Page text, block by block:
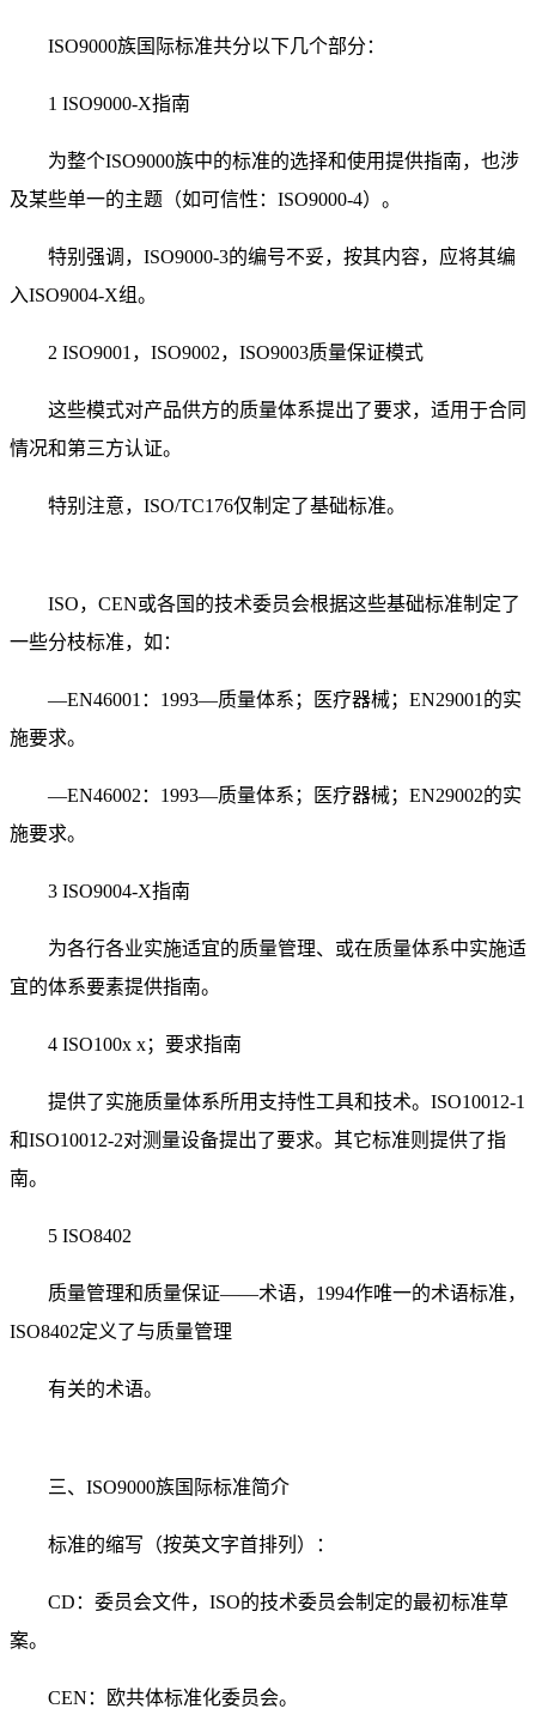
ISO9000族国际标准共分以下几个部分：
1 ISO9000-X指南
为整个ISO9000族中的标准的选择和使用提供指南，也涉
及某些单一的主题（如可信性：ISO9000-4）。
特别强调，ISO9000-3的编号不妥，按其内容，应将其编
入ISO9004-X组。
2 ISO9001，ISO9002，ISO9003质量保证模式
这些模式对产品供方的质量体系提出了要求，适用于合同
情况和第三方认证。
特别注意，ISO/TC176仅制定了基础标准。
ISO，CEN或各国的技术委员会根据这些基础标准制定了
一些分枝标准，如：
—EN46001：1993—质量体系；医疗器械；EN29001的实
施要求。
—EN46002：1993—质量体系；医疗器械；EN29002的实
施要求。
3 ISO9004-X指南
为各行各业实施适宜的质量管理、或在质量体系中实施适
宜的体系要素提供指南。
4 ISO100x x；要求指南
提供了实施质量体系所用支持性工具和技术。ISO10012-1
和ISO10012-2对测量设备提出了要求。其它标准则提供了指
南。
5 ISO8402
质量管理和质量保证——术语，1994作唯一的术语标准，
ISO8402定义了与质量管理
有关的术语。
三、ISO9000族国际标准简介
标准的缩写（按英文字首排列）：
CD：委员会文件，ISO的技术委员会制定的最初标准草
案。
CEN：欧共体标准化委员会。